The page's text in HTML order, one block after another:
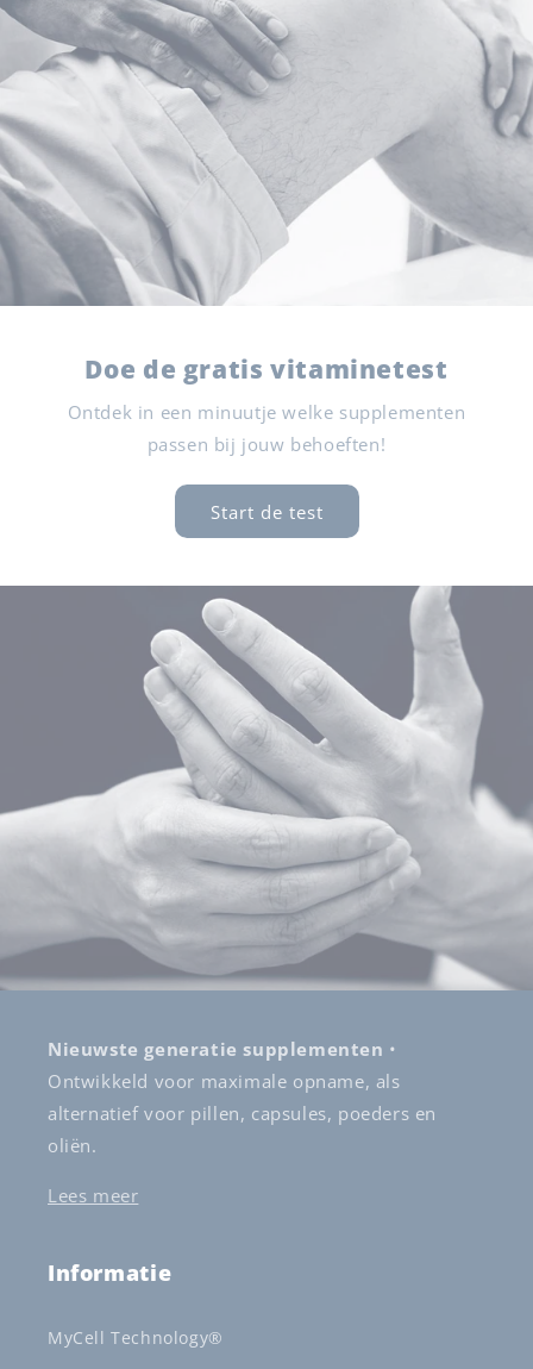
Doe de gratis vitaminetest
Ontdek in een minuutje welke supplementen
passen bij jouw behoeften!
Start de test
Nieuwste generatie supplementen •
Ontwikkeld voor maximale opname, als
alternatief voor pillen, capsules, poeders en
oliën.
Lees meer
Informatie
MyCell Technology®